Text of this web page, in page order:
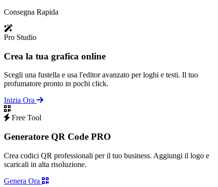
Consegna Rapida
Pro Studio
Crea la tua grafica online
Scegli una fustella e usa l'editor avanzato per loghi e testi. Il tuo
profumatore pronto in pochi click.
Inizia Ora
Free Tool
Generatore QR Code PRO
Crea codici QR professionali per il tuo business. Aggiungi il logo e
scaricali in alta risoluzione.
Genera Ora